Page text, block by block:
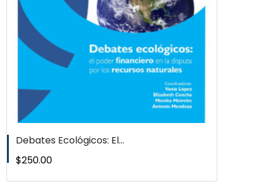
Debates Ecológicos: El...
Precio
$250.00